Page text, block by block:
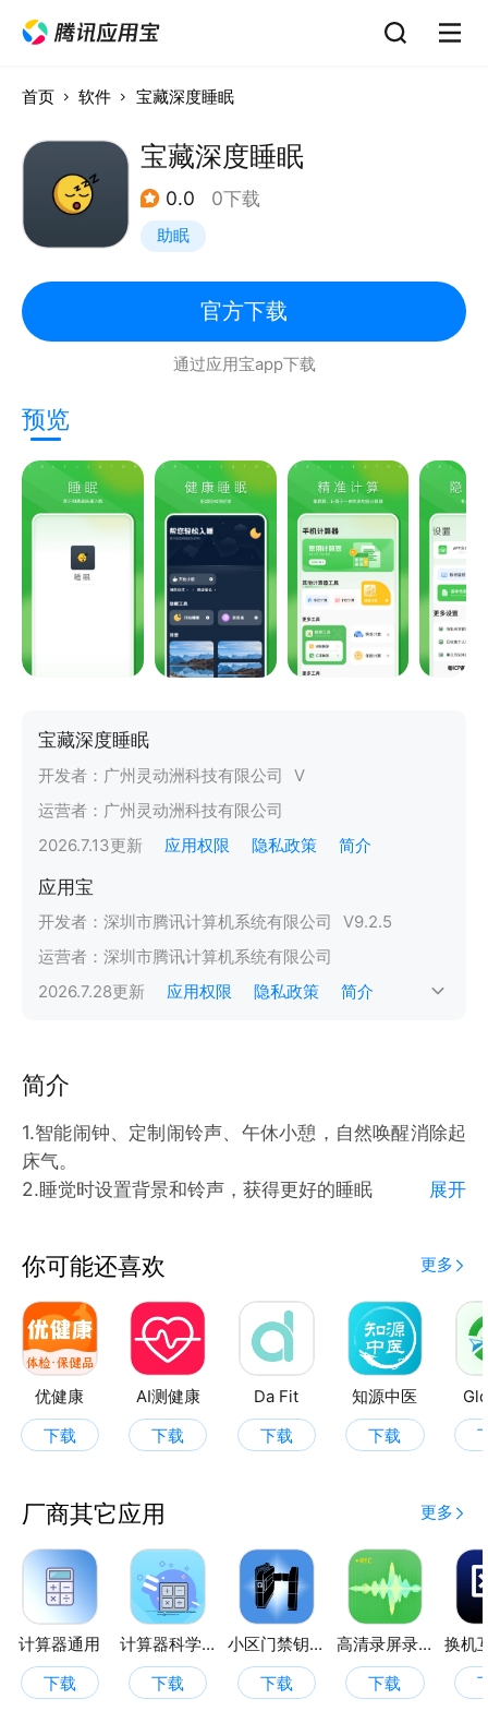
首页 软件 宝藏深度睡眠
宝藏深度睡眠
0.0 0下载
助眠
官方下载
通过应用宝app下载
预览
宝藏深度睡眠
开发者： 广州灵动洲科技有限公司
V
运营者： 广州灵动洲科技有限公司
2026.7.13更新 应用权限 隐私政策 简介
应用宝
开发者： 深圳市腾讯计算机系统有限公司 V9.2.5
运营者： 深圳市腾讯计算机系统有限公司
2026.7.28更新 应用权限 隐私政策 简介
简介
1.智能闹钟、定制闹铃声、午休小憩，自然唤醒消除起
床气。
2.睡觉时设置背景和铃声，获得更好的睡眠
展开
你可能还喜欢 更多
优健康
下载
AI测健康
下载
Da Fit
下载
知源中医
下载
厂商其它应用 更多
计算器通用
下载
计算器科学计算
下载
小区门禁钥匙
下载
高清录屏录音
下载